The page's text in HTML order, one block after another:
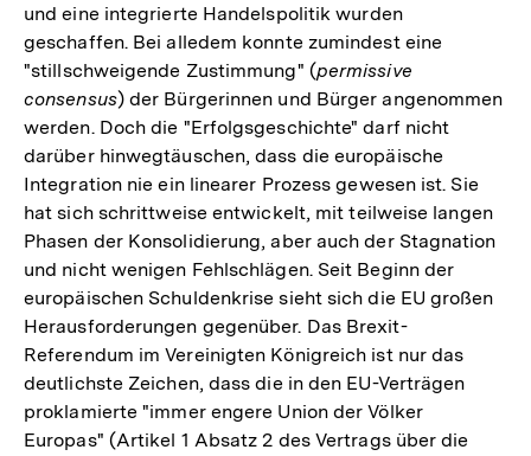
und eine integrierte Handelspolitik wurden
geschaffen. Bei alledem konnte zumindest eine
"stillschweigende Zustimmung" (permissive
consensus) der Bürgerinnen und Bürger angenommen
werden. Doch die "Erfolgsgeschichte" darf nicht
darüber hinwegtäuschen, dass die europäische
Integration nie ein linearer Prozess gewesen ist. Sie
hat sich schrittweise entwickelt, mit teilweise langen
Phasen der Konsolidierung, aber auch der Stagnation
und nicht wenigen Fehlschlägen. Seit Beginn der
europäischen Schuldenkrise sieht sich die EU großen
Herausforderungen gegenüber. Das Brexit-
Referendum im Vereinigten Königreich ist nur das
deutlichste Zeichen, dass die in den EU-Verträgen
proklamierte "immer engere Union der Völker
Europas" (Artikel 1 Absatz 2 des Vertrags über die